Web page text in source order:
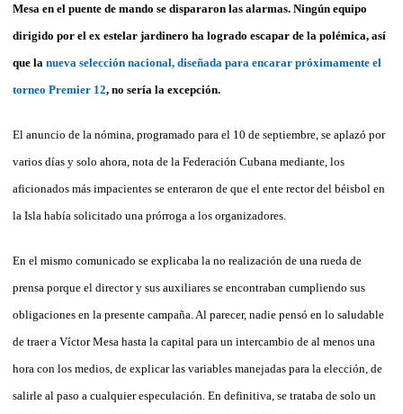
Mesa en el puente de mando se dispararon las alarmas. Ningún equipo
dirigido por el ex estelar jardinero ha logrado escapar de la polémica, así
que la nueva selección nacional, diseñada para encarar próximamente el
torneo Premier 12, no sería la excepción.
El anuncio de la nómina, programado para el 10 de septiembre, se aplazó por
varios días y solo ahora, nota de la Federación Cubana mediante, los
aficionados más impacientes se enteraron de que el ente rector del béisbol en
la Isla había solicitado una prórroga a los organizadores.
En el mismo comunicado se explicaba la no realización de una rueda de
prensa porque el director y sus auxiliares se encontraban cumpliendo sus
obligaciones en la presente campaña. Al parecer, nadie pensó en lo saludable
de traer a Víctor Mesa hasta la capital para un intercambio de al menos una
hora con los medios, de explicar las variables manejadas para la elección, de
salirle al paso a cualquier especulación. En definitiva, se trataba de solo un